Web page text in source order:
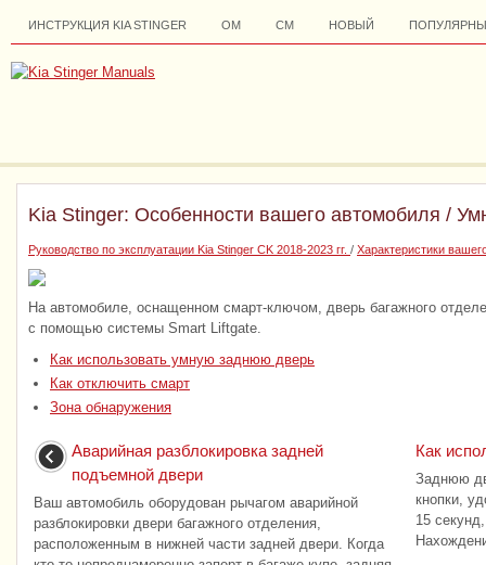
ИНСТРУКЦИЯ KIA STINGER ОМ СМ НОВЫЙ
Kia Stinger: Особенности вашего автомобиля /
Руководство по эксплуатации Kia Stinger CK 2018-2023 гг. / Характеристики
На автомобиле, оснащенном смарт-ключом, дверь багажного
с помощью системы Smart Liftgate.
Как использовать умную заднюю дверь
Как отключить смарт
Зона обнаружения
Аварийная разблокировка задней
подъемной двери
Ваш автомобиль оборудован рычагом аварийной
разблокировки двери багажного отделения,
расположенным в нижней части задней двери. Когда
Как
Заднюю
кнопки,
15